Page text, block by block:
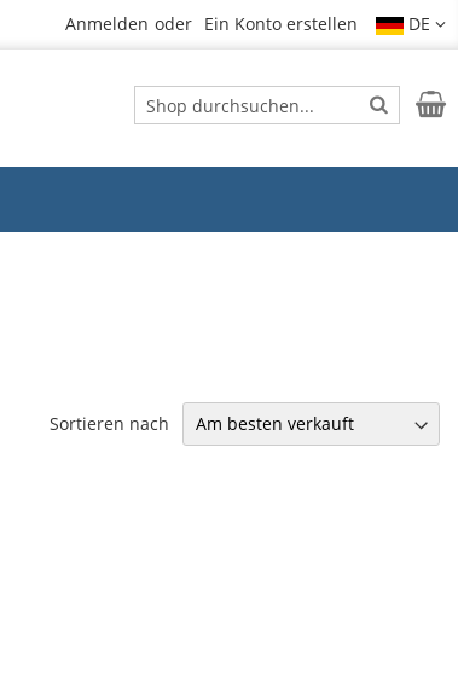
Anmelden Ein Konto erstellen DE
Suche
Suche
Sortieren nach